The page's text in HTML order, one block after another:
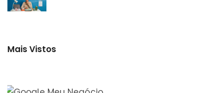
Mais Vistos